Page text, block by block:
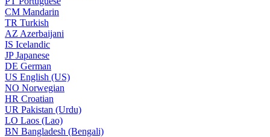
CM Mandarin
TR Turkish
AZ Azerbaijani
IS Icelandic
JPJapanese
DE German
US English (US)
NO Norwegian
HR Croatian
UR Pakistan (Urdu)
LO Laos (Lao)
BN Bangladesh (Bengali)